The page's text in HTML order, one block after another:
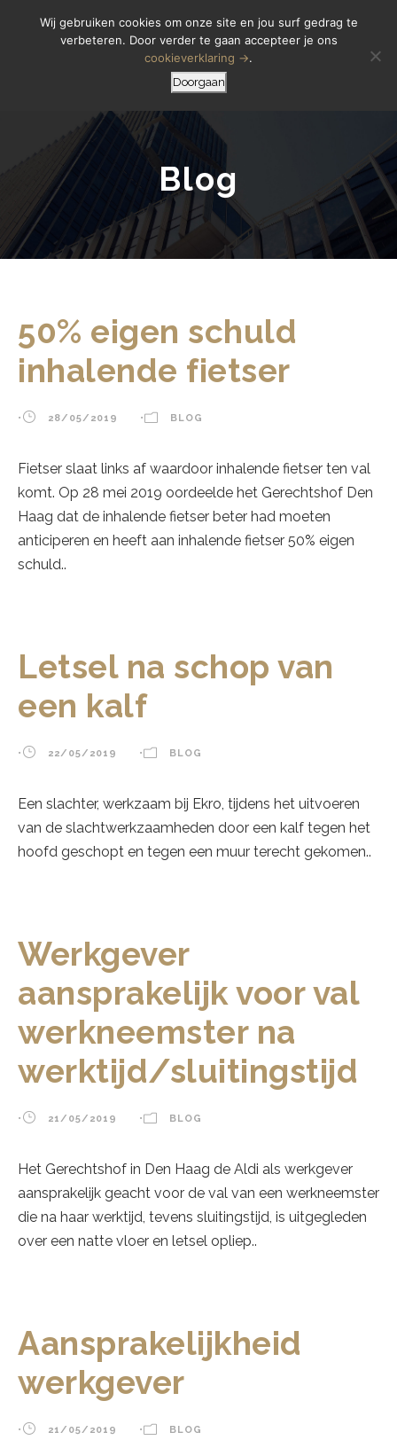
Letselschade Melden 06 14 200 440
Blog
50% eigen schuld
inhalende fietser
• 28/05/2019 • BLOG
Fietser slaat links af waardoor inhalende fietser ten val
komt. Op 28 mei 2019 oordeelde het Gerechtshof Den
Haag dat de inhalende fietser beter had moeten
anticiperen en heeft aan inhalende fietser 50% eigen
schuld..
Letsel na schop van
een kalf
• 22/05/2019 • BLOG
Een slachter, werkzaam bij Ekro, tijdens het uitvoeren
van de slachtwerkzaamheden door een kalf tegen het
hoofd geschopt en tegen een muur terecht gekomen..
Werkgever
aansprakelijk voor val
werkneemster na
werktijd/sluitingstijd
• 21/05/2019 • BLOG
Het Gerechtshof in Den Haag de Aldi als werkgever
aansprakelijk geacht voor de val van een werkneemster
die na haar werktijd, tevens sluitingstijd, is uitgegleden
over een natte vloer en letsel opliep..
Aansprakelijkheid
werkgever
• 21/05/2019 • BLOG
Wij gebruiken cookies om onze site en jou surf gedrag te
verbeteren. Door verder te gaan accepteer je ons
cookieverklaring →.
Doorgaan